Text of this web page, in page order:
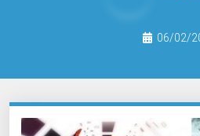
06/02/